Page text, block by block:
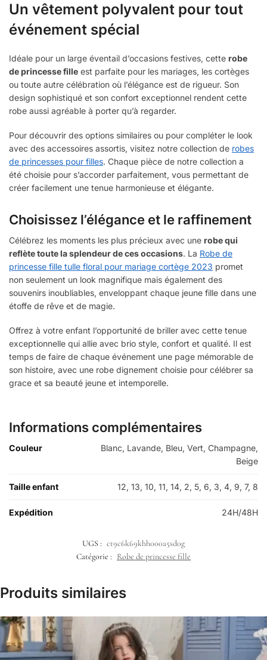
Un vêtement polyvalent pour tout
événement spécial
Idéale pour un large éventail d’occasions festives, cette robe
de princesse fille est parfaite pour les mariages, les cortèges
ou toute autre célébration où l’élégance est de rigueur. Son
design sophistiqué et son confort exceptionnel rendent cette
robe aussi agréable à porter qu’à regarder.
Pour découvrir des options similaires ou pour compléter le look
avec des accessoires assortis, visitez notre collection de robes
de princesses pour filles. Chaque pièce de notre collection a
été choisie pour s’accorder parfaitement, vous permettant de
créer facilement une tenue harmonieuse et élégante.
Choisissez l’élégance et le raffinement
Célébrez les moments les plus précieux avec une robe qui
reflète toute la splendeur de ces occasions. La Robe de
princesse fille tulle floral pour mariage cortège 2023 promet
non seulement un look magnifique mais également des
souvenirs inoubliables, enveloppant chaque jeune fille dans une
étoffe de rêve et de magie.
Offrez à votre enfant l’opportunité de briller avec cette tenue
exceptionnelle qui allie avec brio style, confort et qualité. Il est
temps de faire de chaque événement une page mémorable de
son histoire, avec une robe dignement choisie pour célébrer sa
grace et sa beauté jeune et intemporelle.
Informations complémentaires
Couleur
Blanc, Lavande, Bleu, Vert, Champagne,
Beige
Taille enfant 12, 13, 10, 11, 14, 2, 5, 6, 3, 4, 9, 7, 8
Expédition 24H/48H
UGS : ct9c6k69khh000a5sd0g
Catégorie : Robe de princesse fille
Produits similaires